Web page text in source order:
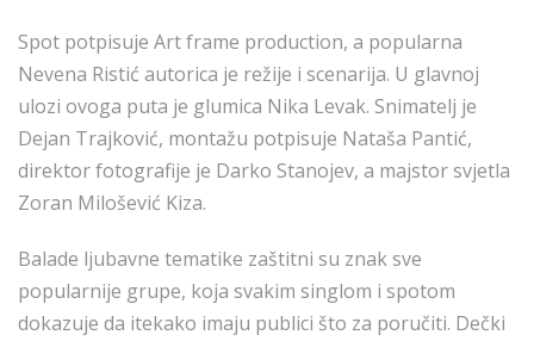
Spot potpisuje Art frame production, a popularna
Nevena Ristić autorica je režije i scenarija. U glavnoj
ulozi ovoga puta je glumica Nika Levak. Snimatelj je
Dejan Trajković, montažu potpisuje Nataša Pantić,
direktor fotografije je Darko Stanojev, a majstor svjetla
Zoran Milošević Kiza.
Balade ljubavne tematike zaštitni su znak sve
popularnije grupe, koja svakim singlom i spotom
dokazuje da itekako imaju publici što za poručiti. Dečki